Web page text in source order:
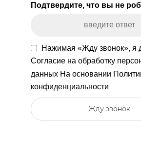
Подтвердите, что вы не
Нажимая «Жду звонок», я
Согласие на обработку
данных На основании
конфиденциальности
Жду звонок